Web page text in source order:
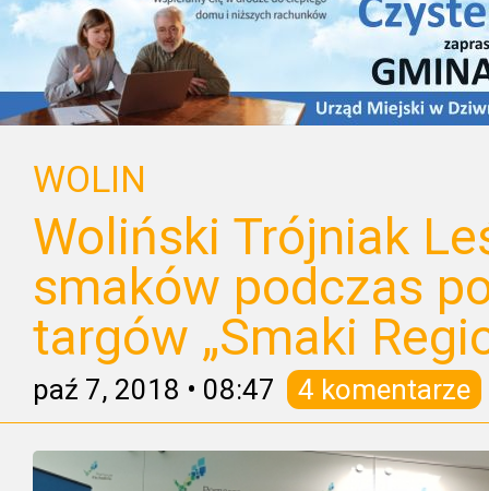
WOLIN
Woliński Trójniak
smaków podczas
targów „Smaki
paź 7, 2018 • 08:47 4 komentarze